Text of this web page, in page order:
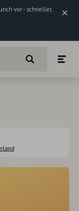
vor - schneller,